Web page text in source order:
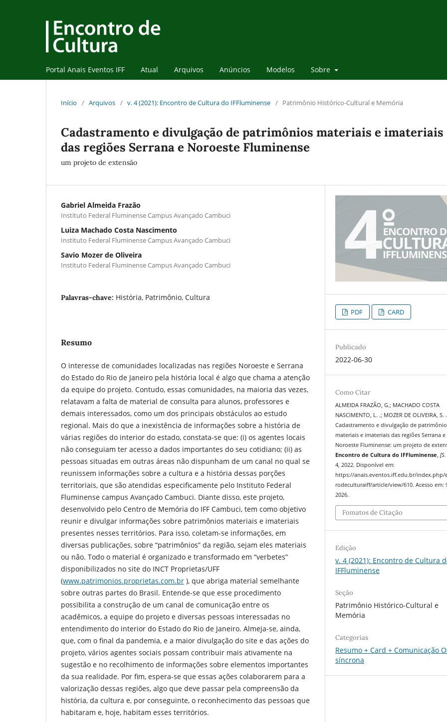
Portal Anais Eventos IFF Atual Arquivos Anúncios Modelos Sobre
Início / Arquivos / v. 4 (2021): Encontro de Cultura do IFFluminense / Patrimônio Histórico-Cultural e Memória
Cadastramento e divulgação de patrimônios materiais e imateriais
das regiões Serrana e Noroeste Fluminense
um projeto de extensão
Gabriel Almeida Frazão
Instituto Federal Fluminense Campus Avançado Cambuci
Luiza Machado Costa Nascimento
Instituto Federal Fluminense Campus Avançado Cambuci
Savio Mozer de Oliveira
Instituto Federal Fluminense Campus Avançado Cambuci
Palavras-chave: História, Patrimônio, Cultura
Resumo
O interesse de comunidades localizadas nas regiões Noroeste e Serrana
do Estado do Rio de Janeiro pela história local é algo que chama a atenção
da equipe do projeto. Contudo, essas comunidades, na maioria das vezes,
relatavam a falta de material de consulta para alunos, professores e
demais interessados, como um dos principais obstáculos ao estudo
regional. Mais do que a inexistência de informações sobre a história de
várias regiões do interior do estado, constata-se que: (i) os agentes locais
não conseguiam ter acesso a dados importantes do seu cotidiano; (ii) as
pessoas situadas em outras áreas não dispunham de um canal no qual se
reunissem informações sobre a cultura e a história dessas porções
territoriais, que são atendidas especificamente pelo Instituto Federal
Fluminense campus Avançado Cambuci. Diante disso, este projeto,
desenvolvido pelo Centro de Memória do IFF Cambuci, tem como objetivo
reunir e divulgar informações sobre patrimônios materiais e imateriais
presentes nesses territórios. Para isso, coletam-se informações, em
diversas publicações, sobre “patrimônios” da região, sejam eles materiais
ou não. Todo o material é organizado e transformado em “verbetes”
disponibilizados no site do INCT Proprietas/UFF
(www.patrimonios.proprietas.com.br ), que abriga material semelhante
sobre outras partes do Brasil. Entende-se que esse procedimento
possibilita a construção de um canal de comunicação entre os
acadêmicos, a equipe do projeto e diversas pessoas interessadas no
entendimento do interior do Estado do Rio de Janeiro. Almeja-se, ainda,
que, com o final da pandemia, e a maior divulgação do site e das ações do
projeto, vários agentes sociais possam contribuir mais ativamente na
sugestão e no recolhimento de informações sobre elementos importantes
da sua realidade. Por fim, espera-se que essas ações colaborarem para a
valorização dessas regiões, algo que deve passar pela compreensão da
história, da cultura e, por conseguinte, o reconhecimento das pessoas que
habitaram e, hoje, habitam esses territórios.
PDF CARD
Publicado
2022-06-30
Como Citar
ALMEIDA FRAZÃO, G.; MACHADO COSTA
NASCIMENTO, L. .; MOZER DE OLIVEIRA, S. .
Cadastramento e divulgação de
materiais e imateriais das regiões Serrana e
Noroeste Fluminense: um projeto de
Encontro de Cultura do IFFluminense,
4, 2022. Disponível em:
https://anais.eventos.iff.edu.br/index.php/
rodeculturaiff/article/view/610. Acesso em:
2026.
Fomatos de Citação
Edição
v. 4 (2021): Encontro de Cultura
IFFluminense
Seção
Patrimônio Histórico-Cultural e
Memória
Categorias
Resumo + Card + Comunicação
síncrona